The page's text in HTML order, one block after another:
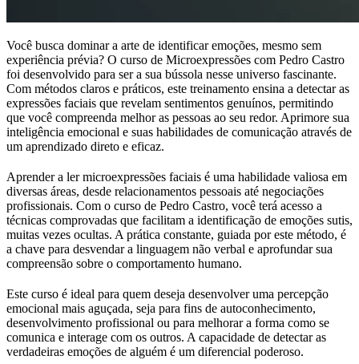
Você busca dominar a arte de identificar emoções, mesmo sem
experiência prévia? O curso de Microexpressões com Pedro Castro
foi desenvolvido para ser a sua bússola nesse universo fascinante.
Com métodos claros e práticos, este treinamento ensina a detectar as
expressões faciais que revelam sentimentos genuínos, permitindo
que você compreenda melhor as pessoas ao seu redor. Aprimore sua
inteligência emocional e suas habilidades de comunicação através de
um aprendizado direto e eficaz.
Aprender a ler microexpressões faciais é uma habilidade valiosa em
diversas áreas, desde relacionamentos pessoais até negociações
profissionais. Com o curso de Pedro Castro, você terá acesso a
técnicas comprovadas que facilitam a identificação de emoções sutis,
muitas vezes ocultas. A prática constante, guiada por este método, é
a chave para desvendar a linguagem não verbal e aprofundar sua
compreensão sobre o comportamento humano.
Este curso é ideal para quem deseja desenvolver uma percepção
emocional mais aguçada, seja para fins de autoconhecimento,
desenvolvimento profissional ou para melhorar a forma como se
comunica e interage com os outros. A capacidade de detectar as
verdadeiras emoções de alguém é um diferencial poderoso.